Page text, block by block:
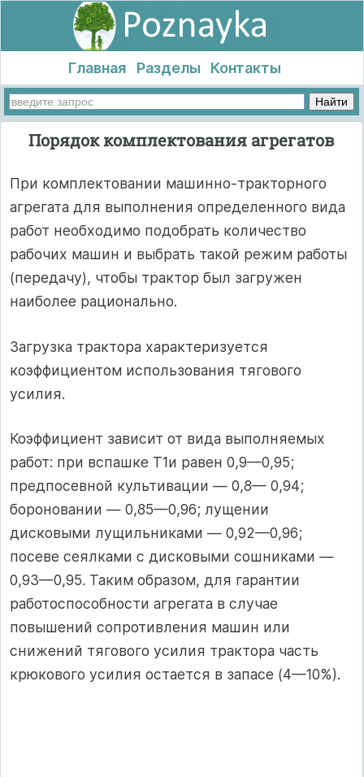
Главная Разделы Контакты
Порядок комплектования агрегатов
При комплектовании машинно-тракторного
агрегата для выполнения определенного вида
работ необходимо подобрать количество
рабочих машин и выбрать такой режим работы
(передачу), чтобы трактор был загружен
наиболее рационально.
Загрузка трактора характеризуется
коэффициентом использования тягового
усилия.
Коэффициент зависит от вида выполняемых
работ: при вспашке Т1и равен 0,9—0,95;
предпосевной культивации — 0,8— 0,94;
бороновании — 0,85—0,96; лущении
дисковыми лущильниками — 0,92—0,96;
посеве сеялками с дисковыми сошниками —
0,93—0,95. Таким образом, для гарантии
работоспособности агрегата в случае
повышений сопротивления машин или
снижений тягового усилия трактора часть
крюкового усилия остается в запасе (4—10%).